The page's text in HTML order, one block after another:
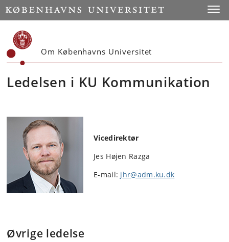
Start
Om Københavns Universitet
Ledelsen i KU Kommunikation
Vicedirektør
Jes Højen Razga
E-mail: jhr@adm.ku.dk
Øvrige ledelse